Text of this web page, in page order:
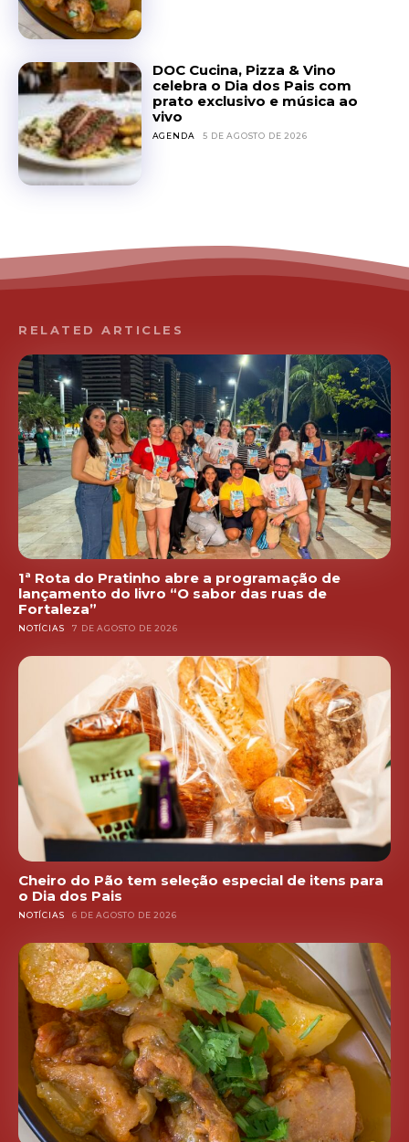
DOC Cucina, Pizza & Vino
celebra o Dia dos Pais com
prato exclusivo e música ao
vivo
AGENDA 5 DE AGOSTO DE 2026
RELATED ARTICLES
1ª Rota do Pratinho abre a programação de
lançamento do livro “O sabor das ruas de
Fortaleza”
NOTÍCIAS 7 DE AGOSTO DE 2026
Cheiro do Pão tem seleção especial de itens para
o Dia dos Pais
NOTÍCIAS 6 DE AGOSTO DE 2026